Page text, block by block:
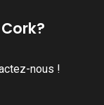
nous !